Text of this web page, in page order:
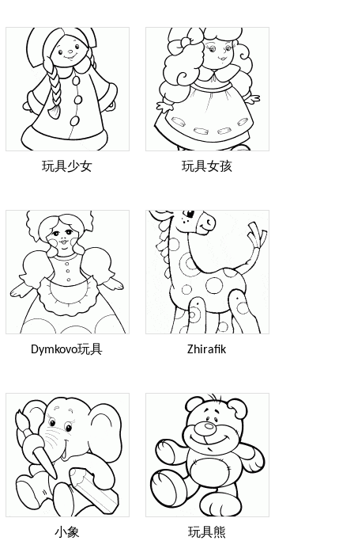
玩具少女 玩具女孩
Dymkovo玩具 Zhirafik
小象 玩具熊